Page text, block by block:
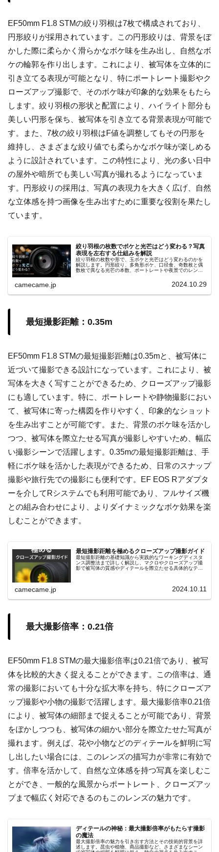
EF50mm F1.8 STMの絞り羽根は7枚で構成されており、
円形絞りが採用されています。この円形絞りは、背景をぼ
かした際に柔らかく滑らかなボケ味を生み出し、自然なボ
ケの輪郭を作り出します。これにより、被写体を立体的に
引き立てる表現が可能となり、特にポートレート撮影やク
ローズアップ撮影で、そのボケ味が印象的な効果をもたら
します。絞り羽根の形状と配置により、ハイライト部分も
美しい円形を保ち、被写体を引き立てる背景表現が可能で
す。また、7枚の絞り羽根はF値を調整してもその円形を
維持し、さまざまな絞り値でも柔らかなボケ味が楽しめる
ように設計されています。この特性により、光の多い日中
の屋外や暗所でも美しい写真が撮れるようになっていま
す。円形絞りの採用は、写真の表現力を大きく広げ、自然
な立体感を持つ画像を生み出すために重要な役割を果たし
ています。
絞り羽根の枚数でボケと光芒はどう変わる？写真
表現を左右する仕組みを解説
絞り羽根の枚数や形で、玉ボケと光芒はどう変わるのかを
解説します。円形絞り、多角形ボケ、口径食、奇数枚と偶
数枚で異なる光芒の本数、ポートレートや夜景でのレンズ
camecame.jp 2024.10.29
最短撮影距離：0.35m
EF50mm F1.8 STMの最短撮影距離は0.35mと、被写体に
近づいて撮影できる設計になっています。これにより、被
写体を大きく写すことができるため、クローズアップ撮影
にも適しています。特に、ポートレートや静物撮影におい
て、被写体に寄った構図を作りやすく、印象的なショット
を生み出すことが可能です。また、背景のボケ味を活かし
つつ、被写体を際立たせる写真が撮影しやすいため、幅広
い撮影シーンで活躍します。0.35mの最短撮影距離は、手
軽にボケ味を活かした表現ができるため、日常のスナップ
撮影や旅行先での撮影にも便利です。EF EOS Rアダプタ
ーを介してRシステムでも利用可能であり、フルサイズ機
との組み合わせにより、よりダイナミックなボケ効果を楽
しむことができます。
最短撮影距離を極めるクローズアップ撮影ガイド
最短撮影距離の基礎知識から実践的なワーキングディスタ
ンス調整法まで詳しく解説し、マクロやクローズアップ撮
影で被写体の質感やディテールを際立たせる具体的なテク
camecame.jp 2024.10.11
最大撮影倍率：0.21倍
EF50mm F1.8 STMの最大撮影倍率は0.21倍であり、被写
体を比較的大きく捉えることができます。この倍率は、通
常の撮影においても十分な拡大率を持ち、特にクローズア
ップ撮影や小物の撮影で活躍します。最大撮影倍率0.21倍
により、被写体の細部まで捉えることが可能であり、背景
をぼかしつつも、被写体の細かい部分を際立たせた写真が
撮れます。例えば、花や小物などのディテールを鮮明に写
し出したい場合には、このレンズの描写力が非常に有効で
す。倍率を活かして、自然な立体感を持つ写真を楽しむこ
とができ、一般的な風景からポートレート、クローズアッ
プまで幅広く対応できるのもこのレンズの魅力です。
ディテールの神秘：最大撮影倍率がもたらす撮影
の魔法
最大撮影倍率の魅力を引き出す方法とその技術的背景を詳
述します。昆虫や植物、商品撮影など、さまざまなシーン